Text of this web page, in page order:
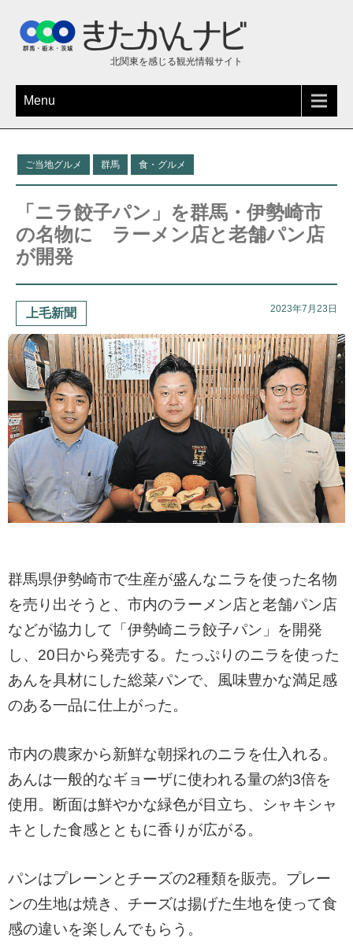
北関東を感じる観光情報サイト
Menu
ご当地グルメ 群馬 食・グルメ
「ニラ餃子パン」を群馬・伊勢崎市
の名物に ラーメン店と老舗パン店
が開発
上毛新聞 2023年7月23日
群馬県伊勢崎市で生産が盛んなニラを使った名物
を売り出そうと、市内のラーメン店と老舗パン店
などが協力して「伊勢崎ニラ餃子パン」を開発
し、20日から発売する。たっぷりのニラを使った
あんを具材にした総菜パンで、風味豊かな満足感
のある一品に仕上がった。
市内の農家から新鮮な朝採れのニラを仕入れる。
あんは一般的なギョーザに使われる量の約3倍を
使用。断面は鮮やかな緑色が目立ち、シャキシャ
キとした食感とともに香りが広がる。
パンはプレーンとチーズの2種類を販売。プレー
ンの生地は焼き、チーズは揚げた生地を使って食
感の違いを楽しんでもらう。